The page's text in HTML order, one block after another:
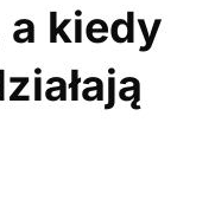
kiedy